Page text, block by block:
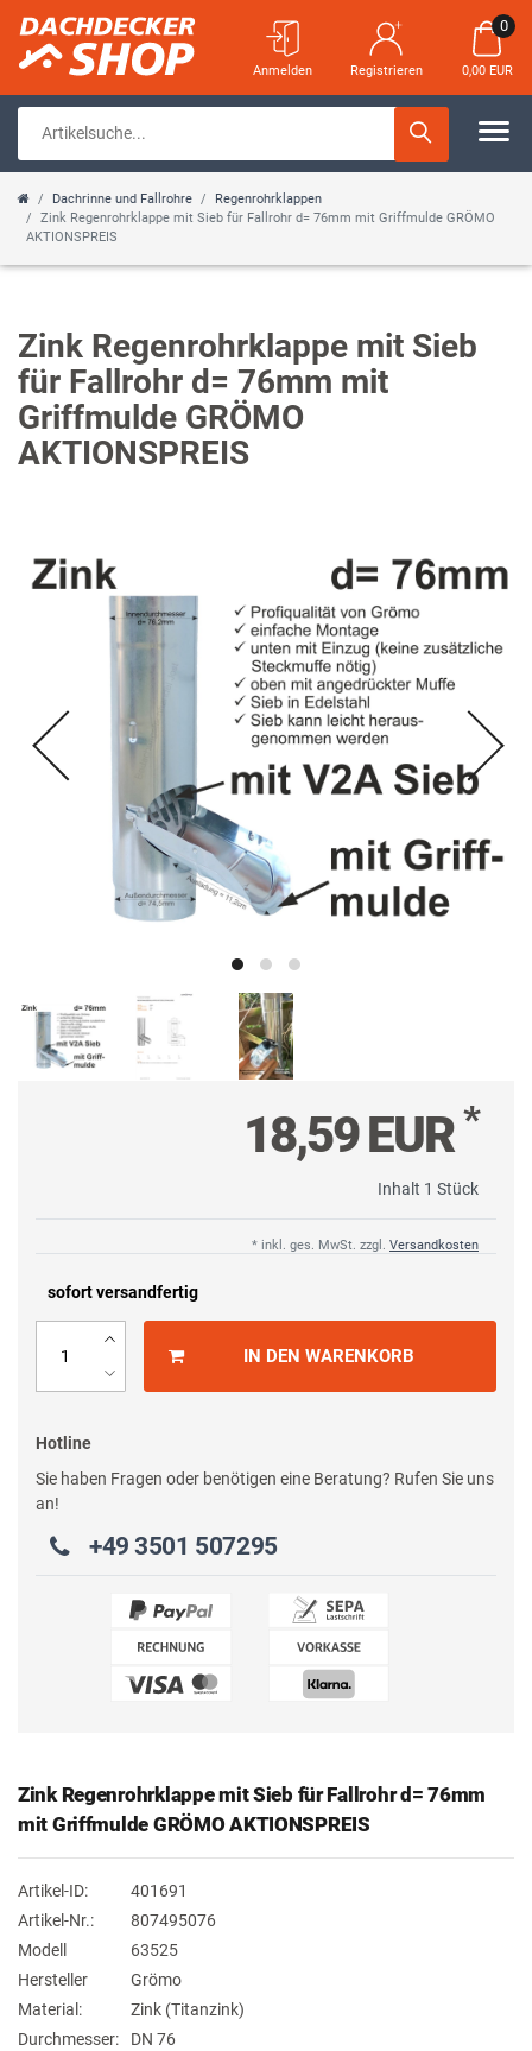
Anmelden Registrieren
0
0,00 EUR
Dachrinne und Fallrohre
Regenrohrklappen
Zink Regenrohrklappe mit Sieb für Fallrohr d= 76mm mit Griffmulde GRÖMO
AKTIONSPREIS
Zink Regenrohrklappe mit Sieb
für Fallrohr d= 76mm mit
Griffmulde GRÖMO
AKTIONSPREIS
18,59 EUR*
Inhalt 1 Stück
* inkl. ges. MwSt. zzgl. Versandkosten
sofort versandfertig
IN DEN WARENKORB
Hotline
Sie haben Fragen oder benötigen eine Beratung? Rufen Sie uns
an!
+49 3501 507295
Zink Regenrohrklappe mit Sieb für Fallrohr d= 76mm
mit Griffmulde GRÖMO AKTIONSPREIS
Artikel-ID:
401691
Artikel-Nr.:
807495076
Modell
63525
Hersteller
Grömo
Material:
Zink (Titanzink)
Durchmesser:
DN 76